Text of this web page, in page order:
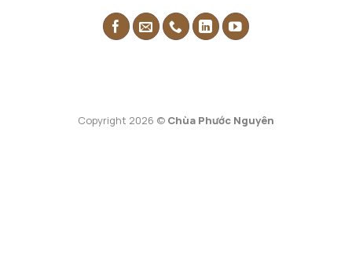
Copyright 2026 © Chùa Phước Nguyên